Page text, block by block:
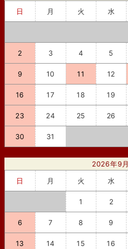
日
月 火 水
2 3 4 5
9 10 11 12
16 17 18 19
23 24 25 26
30 31
2026年9月
日
月 火 水
1 2
6 7 8 9
13 14 15 16